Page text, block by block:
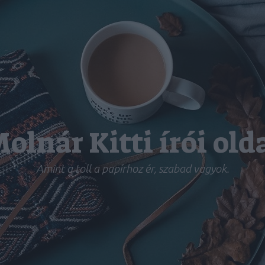
Kitti írói
Amint a toll a papírhoz ér, szabad vagyok.